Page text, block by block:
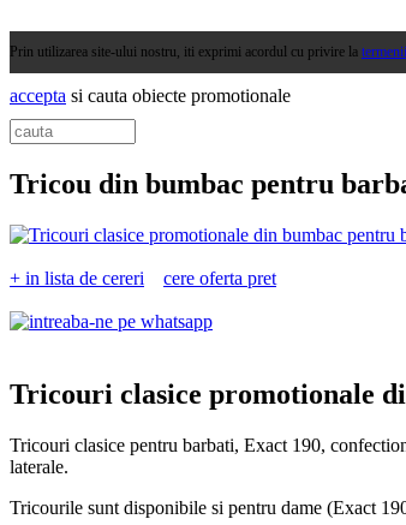
Prin utilizarea site-ului nostru, iti exprimi acordul cu privire la
accepta si cauta obiecte promotionale
Tricou din bumbac pentru
+ in lista de cereri cere oferta pret
Tricouri clasice promotionale
Tricouri clasice pentru barbati, Exact 190,
laterale.
Tricourile sunt disponibile si pentru dame (Exact